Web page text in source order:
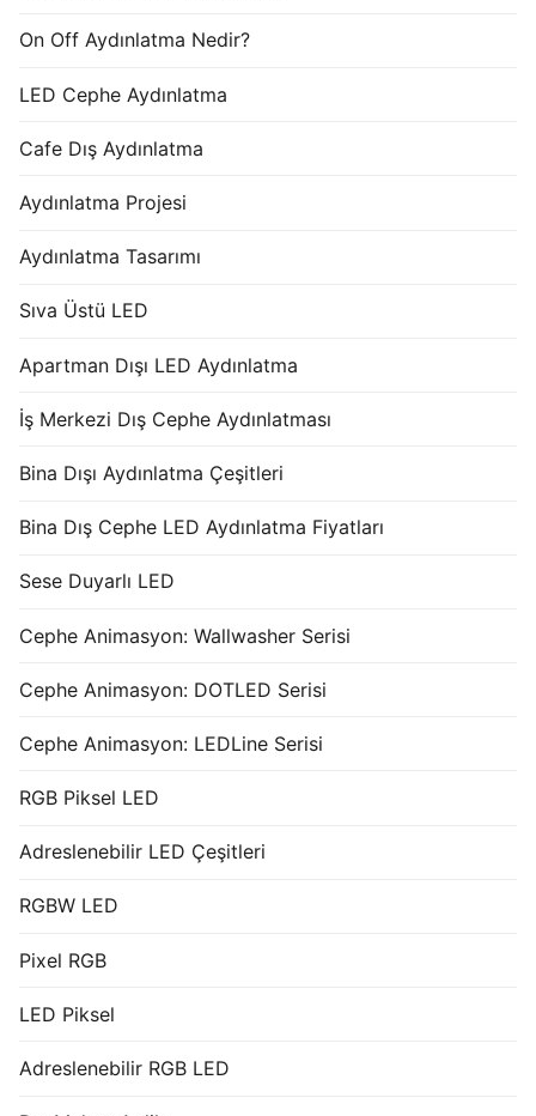
On Off Aydınlatma Nedir?
LED Cephe Aydınlatma
Cafe Dış Aydınlatma
Aydınlatma Projesi
Aydınlatma Tasarımı
Sıva Üstü LED
Apartman Dışı LED Aydınlatma
İş Merkezi Dış Cephe Aydınlatması
Bina Dışı Aydınlatma Çeşitleri
Bina Dış Cephe LED Aydınlatma Fiyatları
Sese Duyarlı LED
Cephe Animasyon: Wallwasher Serisi
Cephe Animasyon: DOTLED Serisi
Cephe Animasyon: LEDLine Serisi
RGB Piksel LED
Adreslenebilir LED Çeşitleri
RGBW LED
Pixel RGB
LED Piksel
Adreslenebilir RGB LED